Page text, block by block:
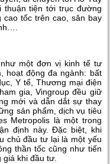
thuận tiện tới trục đường
cao tốc trên cao, sân bay
một đơn vị kinh tế tư
hoạt động đa ngành: bất
Y tế, Thương mại điện
gia, Vingroup đều giữ
mới và dẫn dắt sự thay
sản phẩm, dịch vụ tiêu
Metropolis là một trong
định này. Đặc biệt, khi
chủ đầu tư lại là một yếu
thần tốc cũng như tiến
giá khi đầu tư.